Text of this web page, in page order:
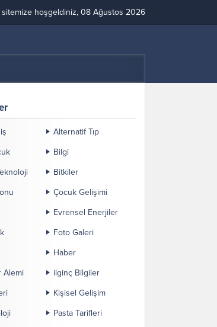
sitemize hoşgeldiniz, 08 Ağustos 2026
Alternatif Tıp
Bilgi
Bitkiler
Çocuk Gelişimi
Evrensel Enerjiler
Foto Galeri
Haber
Alemi
ilginç Bilgiler
Kişisel Gelişim
Pasta Tarifleri